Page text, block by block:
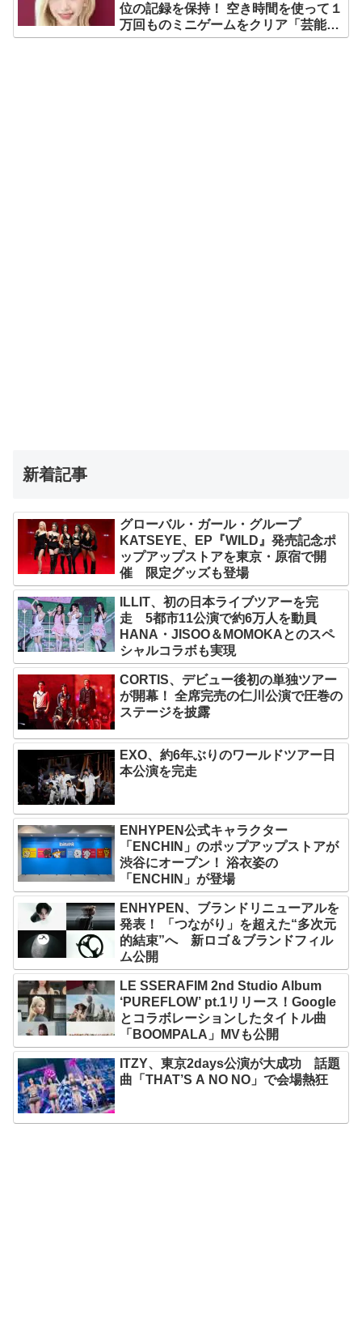
位の記録を保持！ 空き時間を使って１
万回ものミニゲームをクリア「芸能人
たちが時間がないと言っているのは全
新着記事
グローバル・ガール・グループ
KATSEYE、EP『WILD』発売記念ポ
ップアップストアを東京・原宿で開
催 限定グッズも登場
ILLIT、初の日本ライブツアーを完
走 5都市11公演で約6万人を動員
HANA・JISOO＆MOMOKAとのスペ
シャルコラボも実現
CORTIS、デビュー後初の単独ツアー
が開幕！ 全席完売の仁川公演で圧巻の
ステージを披露
EXO、約6年ぶりのワールドツアー日
本公演を完走
ENHYPEN公式キャラクター
「ENCHIN」のポップアップストアが
渋谷にオープン！ 浴衣姿の
「ENCHIN」が登場
ENHYPEN、ブランドリニューアルを
発表！ 「つながり」を超えた“多次元
的結束”へ 新ロゴ＆ブランドフィル
ム公開
LE SSERAFIM 2nd Studio Album
‘PUREFLOW’ pt.1リリース！Google
とコラボレーションしたタイトル曲
「BOOMPALA」MVも公開
ITZY、東京2days公演が大成功 話題
曲「THAT’S A NO NO」で会場熱狂